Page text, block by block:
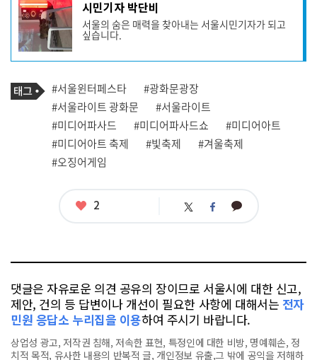
사
작
성
자
프
필
시민기자 박단비
서울의 숨은 매력을 찾아내는 서울시민기자가 되고
싶습니다.
기
사
관
련
태
그
태
그
#서울윈터페스타
#광화문광장
#서울라이트 광화문
#서울라이트
#미디어파사드
#미디어파사드쇼
#미디어아트
#미디어아트 축제
#빛축제
#겨울축제
#오징어게임
좋
2 트 페 카
댓글은 자유로운 의견 공유의 장이므로 서울시에 대한 신고,
제안, 건의 등 답변이나 개선이 필요한 사항에 대해서는 전자
민원 응답소 누리집을 이용하여 주시기 바랍니다.
상업성 광고, 저작권 침해, 저속한 표현, 특정인에 대한 비방, 명예훼손, 정
치적 목적, 유사한 내용의 반복적 글, 개인정보 유출,그 밖에 공익을 저해하